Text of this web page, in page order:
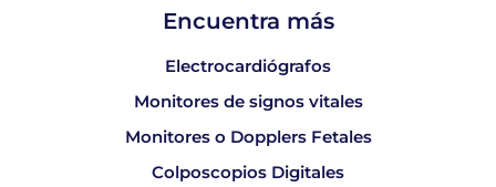
Encuentra más
Electrocardiógrafos
Monitores de signos vitales
Monitores o Dopplers Fetales
Colposcopios Digitales